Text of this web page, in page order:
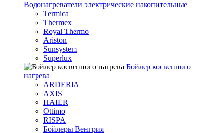
Водонагреватели электрические накопительные
Termica
Thermex
Royal Thermo
Ariston
Sunsystem
Superlux
Бойлер косвенного
нагрева
ARDERIA
AXIS
HAIER
Ottimo
RISPA
Бойлеры Венгрия